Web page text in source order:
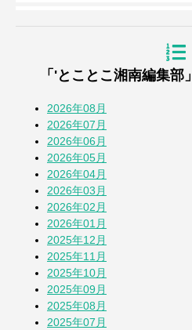
浜降祭2026
『道の駅湘南ち
【とことこblog
手権 神奈川大会
七夕2026
「'とことこ湘南編集
2026年08月
2026年07月
2026年06月
2026年05月
2026年04月
2026年03月
2026年02月
2026年01月
2025年12月
2025年11月
2025年10月
2025年09月
2025年08月
2025年07月